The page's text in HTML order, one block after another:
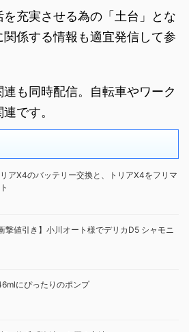
充実させる為の「土台」とな
係する情報も適宜発信して参
連も同時配信。自転車やワーク
です。
アX4のバッテリー交換と、トリアX4をフリマ
撃値引き】小川オート様でデリカD5 シャモニ
にぴったりのポンプ